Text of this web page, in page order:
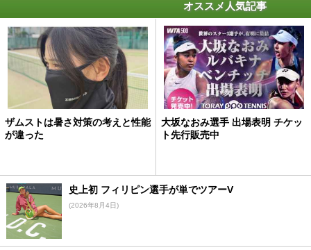
オススメ人気記事
ザムストは暑さ対策の考えと性能
が違った
大坂なおみ選手 出場表明 チケッ
ト先行販売中
史上初 フィリピン選手が単でツアーV
(2026年8月4日)